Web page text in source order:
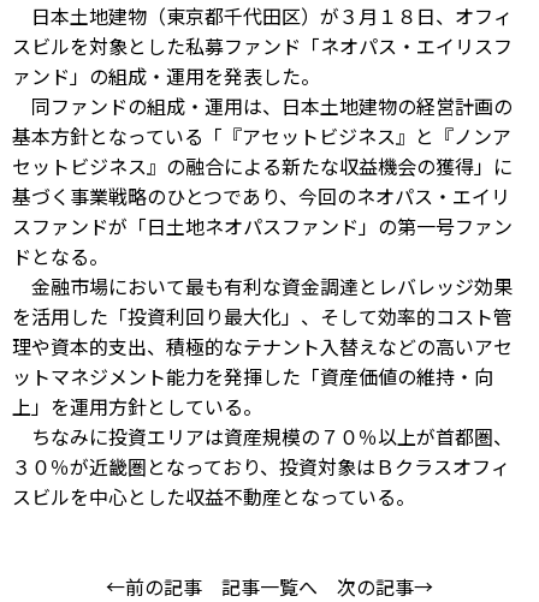
日本土地建物（東京都千代田区）が３月１８日、オフィ
スビルを対象とした私募ファンド「ネオパス・エイリスフ
ァンド」の組成・運用を発表した。
同ファンドの組成・運用は、日本土地建物の経営計画の
基本方針となっている「『アセットビジネス』と『ノンア
セットビジネス』の融合による新たな収益機会の獲得」に
基づく事業戦略のひとつであり、今回のネオパス・エイリ
スファンドが「日土地ネオパスファンド」の第一号ファン
ドとなる。
金融市場において最も有利な資金調達とレバレッジ効果
を活用した「投資利回り最大化」、そして効率的コスト管
理や資本的支出、積極的なテナント入替えなどの高いアセ
ットマネジメント能力を発揮した「資産価値の維持・向
上」を運用方針としている。
ちなみに投資エリアは資産規模の７０％以上が首都圏、
３０％が近畿圏となっており、投資対象はＢクラスオフィ
スビルを中心とした収益不動産となっている。
←前の記事 記事一覧へ 次の記事→